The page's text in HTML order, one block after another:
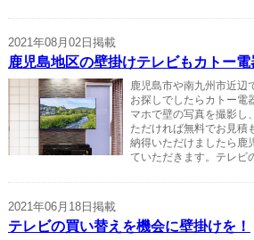
2021年08月02日掲載
鹿児島地区の壁掛けテレビもカトー
鹿児島市や南九州市近辺
お探しでしたらカトー電
マホで壁の写真を撮影し
ただければ無料でお見積
納得いただけましたら鹿
ていただきます。テレビ
2021年06月18日掲載
テレビの買い替えを機会に壁掛けを！